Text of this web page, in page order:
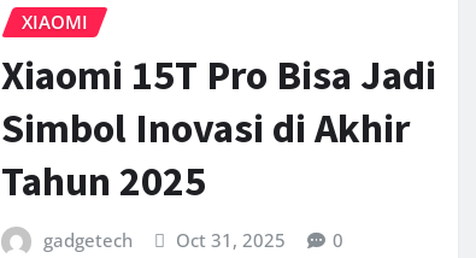
XIAOMI
Xiaomi 15T Pro Bisa Jadi
Simbol Inovasi di Akhir
Tahun 2025
gadgetech Oct 31, 2025 0